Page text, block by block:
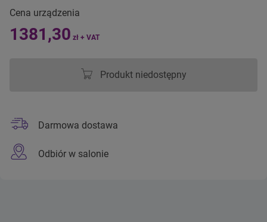
Cena urządzenia
1381,30 zł + VAT
Produkt niedostępny
Darmowa dostawa
Odbiór w salonie